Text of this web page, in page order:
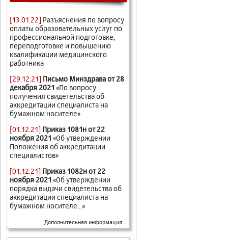
[13.01.22] Разъяснения по вопросу
оплаты образовательных услуг по
профессиональной подготовке,
переподготовке и повышению
квалификации медицинского
работника
[29.12.21] Письмо Минздрава от 28
декабря 2021 «По вопросу
получения свидетельства об
аккредитации специалиста на
бумажном носителе»
[01.12.21] Приказ 1081н от 22
ноября 2021 «Об утверждении
Положения об аккредитации
специалистов»
[01.12.21] Приказ 1082н от 22
ноября 2021 «Об утверждении
порядка выдачи свидетельства об
аккредитации специалиста на
бумажном носителе...»
Дополнительная информация ...